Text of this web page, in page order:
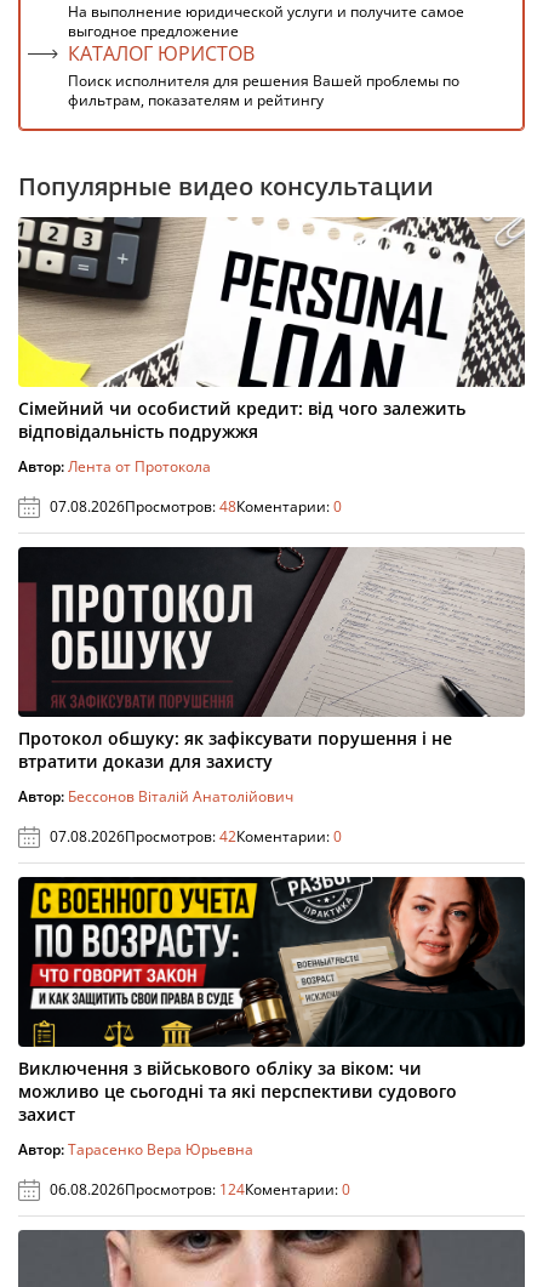
На выполнение юридической услуги и получите самое
выгодное предложение
КАТАЛОГ ЮРИСТОВ
Поиск исполнителя для решения Вашей проблемы по
фильтрам, показателям и рейтингу
Популярные видео консультации
Сімейний чи особистий кредит: від чого залежить
відповідальність подружжя
Автор:Лента от Протокола
07.08.2026Просмотров:48Коментарии:0
Протокол обшуку: як зафіксувати порушення і не
втратити докази для захисту
Автор: Бессонов Віталій Анатолійович
07.08.2026Просмотров:42Коментарии:0
Виключення з військового обліку за віком: чи
можливо це сьогодні та які перспективи судового
захист
Автор:Тарасенко Вера Юрьевна
06.08.2026Просмотров: 124Коментарии:0